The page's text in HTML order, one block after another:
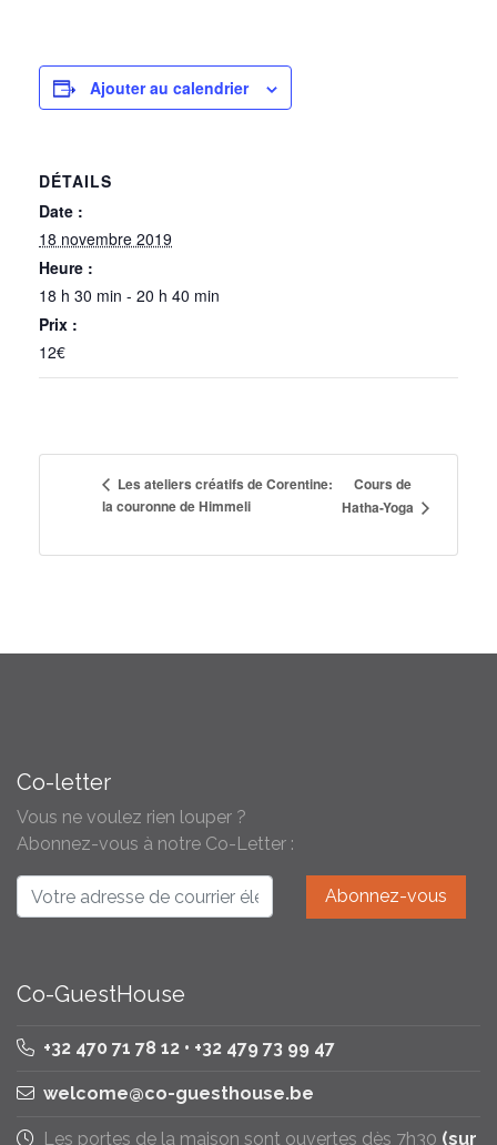
Ajouter au calendrier
DÉTAILS
Date :
18 novembre 2019
Heure :
18 h 30 min - 20 h 40 min
Prix :
12€
Les ateliers créatifs de Corentine:
la couronne de Himmeli
Cours de
Hatha-Yoga
Co-letter
Vous ne voulez rien louper ?
Abonnez-vous à notre Co-Letter :
Co-GuestHouse
+32 470 71 78 12 • +32 479 73 99 47
welcome@co-guesthouse.be
Les portes de la maison sont ouvertes dès 7h30 (sur